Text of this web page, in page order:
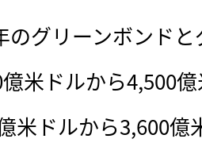
グリーンボンド
米ドルから4,500
米ドルから3,600億